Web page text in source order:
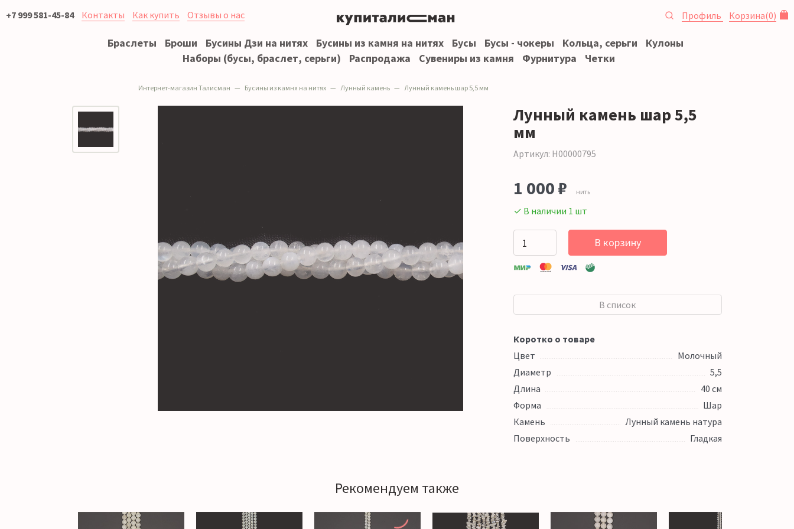
+7 999 581-45-84 Контакты Как купить Отзывы о нас Профиль Корзина(0)
Браслеты Броши Бусины Дзи на нитях Бусины из камня на нитях Бусы Бусы - чокеры Кольца, серьги
Кулоны
Наборы (бусы, браслет, серьги)
Распродажа Сувениры из камня Фурнитура Четки
Интернет-магазин Талисман Бусины из камня на нитях Лунный камень Лунный камень шар 5,5 мм
Лунный камень шар 5,5
мм
Артикул: Н00000795
1 000 ₽ нить
✓ В наличии 1 шт
В корзину
В список
Коротко о товаре
Цвет
Молочный
Диаметр
5,5
Длина
40 см
Форма
Шар
Камень
Лунный камень натура
Поверхность
Гладкая
Рекомендуем также